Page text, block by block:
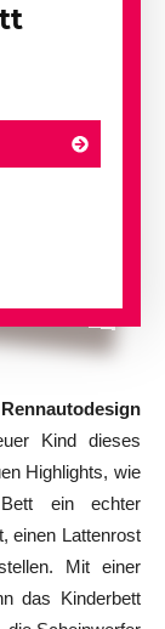
Kind dieses
Highlights, wie
ein echter
einen Lattenrost
Mit einer
das Kinderbett